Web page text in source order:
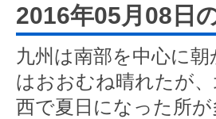
2016年05月08日
九州は南部を中心に
はおおむね晴れたが
西で夏日になった所